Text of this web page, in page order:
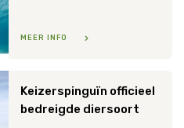
MEER INFO
Keizerspinguïn officieel
bedreigde diersoort